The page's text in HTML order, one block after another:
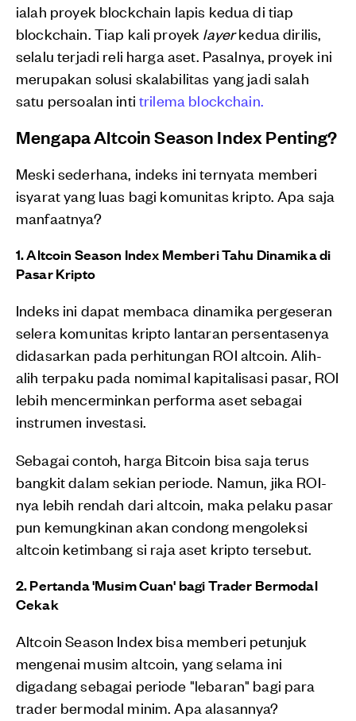
ialah proyek blockchain lapis kedua di tiap
blockchain. Tiap kali proyek layerkedua dirilis,
selalu terjadi reli harga aset. Pasalnya, proyek ini
merupakan solusi skalabilitas yang jadi salah
satu persoalan inti trilema blockchain.
Mengapa Altcoin Season Index Penting?
Meski sederhana, indeks ini ternyata memberi
isyarat yang luas bagi komunitas kripto. Apa saja
manfaatnya?
1. Altcoin Season Index Memberi Tahu Dinamika di
Pasar Kripto
Indeks ini dapat membaca dinamika pergeseran
selera komunitas kripto lantaran persentasenya
didasarkan pada perhitungan ROI altcoin. Alih-
alih terpaku pada nomimal kapitalisasi pasar, ROI
lebih mencerminkan performa aset sebagai
instrumen investasi.
Sebagai contoh, harga Bitcoin bisa saja terus
bangkit dalam sekian periode. Namun, jika ROI-
nya lebih rendah dari altcoin, maka pelaku pasar
pun kemungkinan akan condong mengoleksi
altcoin ketimbang si raja aset kripto tersebut.
2. Pertanda 'Musim Cuan' bagi Trader Bermodal
Cekak
Altcoin Season Index bisa memberi petunjuk
mengenai musim altcoin, yang selama ini
digadang sebagai periode "lebaran" bagi para
trader bermodal minim. Apa alasannya?